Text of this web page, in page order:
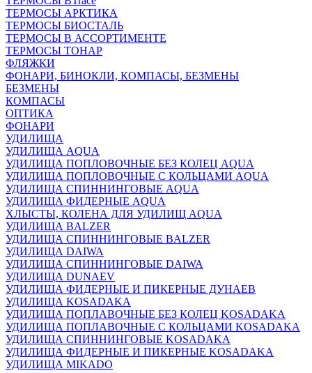
ТЕРМОСЫ АРКТИКА
ТЕРМОСЫ БИОСТАЛЬ
ТЕРМОСЫ В АССОРТИМЕНТЕ
ТЕРМОСЫ ТОНАР
ФЛЯЖКИ
ФОНАРИ, БИНОКЛИ, КОМПАСЫ, БЕЗМЕНЫ
БЕЗМЕНЫ
КОМПАСЫ
ОПТИКА
ФОНАРИ
УДИЛИЩА
УДИЛИЩА AQUA
УДИЛИЩА ПОПЛОВОЧНЫЕ БЕЗ КОЛЕЦ AQUA
УДИЛИЩА ПОПЛОВОЧНЫЕ С КОЛЬЦАМИ AQUA
УДИЛИЩА СПИННИНГОВЫЕ AQUA
УДИЛИЩА ФИДЕРНЫЕ AQUA
ХЛЫСТЫ, КОЛЕНА ДЛЯ УДИЛИЩ AQUA
УДИЛИЩА BALZER
УДИЛИЩА СПИННИНГОВЫЕ BALZER
УДИЛИЩА DAIWA
УДИЛИЩА СПИННИНГОВЫЕ DAIWA
УДИЛИЩА DUNAEV
УДИЛИЩА ФИДЕРНЫЕ И ПИКЕРНЫЕ ДУНАЕВ
УДИЛИЩА KOSADAKA
УДИЛИЩА ПОПЛАВОЧНЫЕ БЕЗ КОЛЕЦ KOSADAKA
УДИЛИЩА ПОПЛАВОЧНЫЕ С КОЛЬЦАМИ KOSADAKA
УДИЛИЩА СПИННИНГОВЫЕ KOSADAKA
УДИЛИЩА ФИДЕРНЫЕ И ПИКЕРНЫЕ KOSADAKA
УДИЛИЩА MIKADO